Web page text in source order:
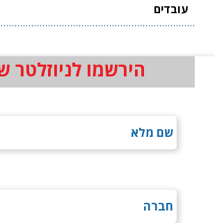
עובדים
הירשמו לניוזלטר